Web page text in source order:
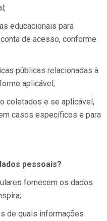
educacionais para
de acesso, conforme
públicas relacionadas à
aplicável;
coletados e se aplicável,
casos específicos e para
pessoais?
fornecem os dados
de quais informações